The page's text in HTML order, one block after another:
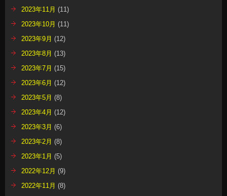
2023年11月 (11)
2023年10月 (11)
2023年9月 (12)
2023年8月 (13)
2023年7月 (15)
2023年6月 (12)
2023年5月 (8)
2023年4月 (12)
2023年3月 (6)
2023年2月 (8)
2023年1月 (5)
2022年12月 (9)
2022年11月 (8)